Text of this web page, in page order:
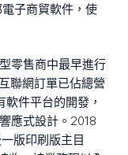
子商貿軟件，使
零售商中最早進行
聯網訂單已佔總營
件平台的開發，
應式設計。2018
版印刷版主目